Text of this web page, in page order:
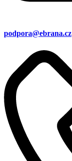
podpora@ebrana.cz